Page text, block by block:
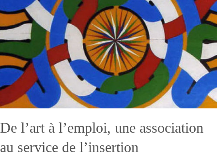
De l’art à l’emploi, une association
au service de l’insertion